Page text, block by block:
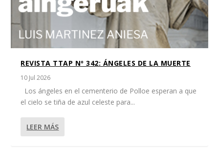
REVISTA TTAP Nº 342: ÁNGELES DE LA MUERTE
10 Jul 2026
Los ángeles en el cementerio de Polloe esperan a que
el cielo se tiña de azul celeste para...
LEER MÁS